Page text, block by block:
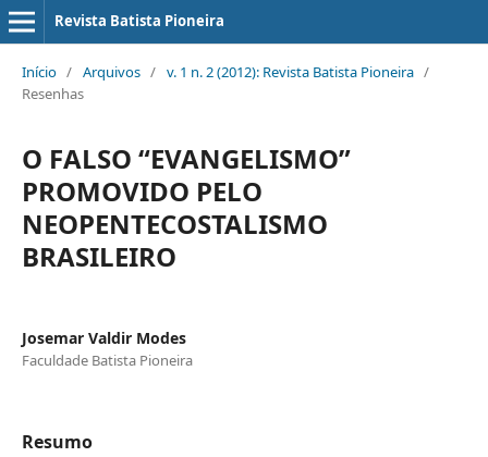
Revista Batista Pioneira
Início / Arquivos / v. 1 n. 2 (2012): Revista Batista Pioneira /
Resenhas
O FALSO “EVANGELISMO”
PROMOVIDO PELO
NEOPENTECOSTALISMO
BRASILEIRO
Josemar Valdir Modes
Faculdade Batista Pioneira
Resumo